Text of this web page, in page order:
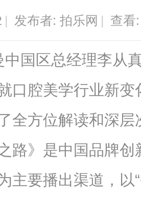
| 发布者: 拍乐网 | 查
中国区总经理李从
口腔美学行业新
全方位解读和深
路》是中国品牌
主要播出渠道，以